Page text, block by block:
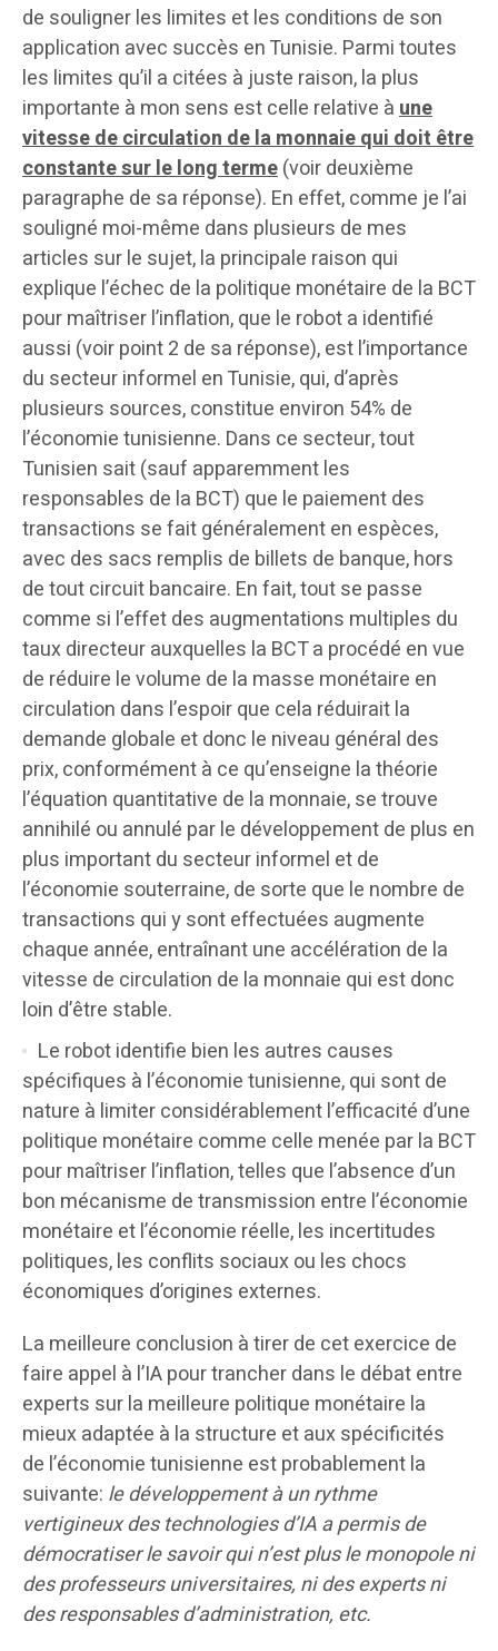
de souligner les limites et les conditions de son
application avec succès en Tunisie. Parmi toutes
les limites qu’il a citées à juste raison, la plus
importante à mon sens est celle relative àune
vitesse de circulation de la monnaie qui doit être
constante sur le long terme(voir deuxième
paragraphe de sa réponse). En effet, comme je l’ai
souligné moi-même dans plusieurs de mes
articles sur le sujet, la principale raison qui
explique l’échec de la politique monétaire de la BCT
pour maîtriser l’inflation, que le robot a identifié
aussi (voir point 2 de sa réponse), est l’importance
du secteur informel en Tunisie, qui, d’après
plusieurs sources, constitue environ 54% de
l’économie tunisienne. Dans ce secteur, tout
Tunisien sait (sauf apparemment les
responsables de la BCT) que le paiement des
transactions se fait généralement en espèces,
avec des sacs remplis de billets de banque, hors
de tout circuit bancaire. En fait, tout se passe
comme si l’effet des augmentations multiples du
taux directeur auxquelles la BCT a procédé en vue
de réduire le volume de la masse monétaire en
circulation dans l’espoir que cela réduirait la
demande globale et donc le niveau général des
prix, conformément à ce qu’enseigne la théorie
l’équation quantitative de la monnaie, se trouve
annihilé ou annulé par le développement de plus en
plus important du secteur informel et de
l’économie souterraine, de sorte que le nombre de
transactions qui y sont effectuées augmente
chaque année, entraînant une accélération de la
vitesse de circulation de la monnaie qui est donc
loin d’être stable.
Le robot identifie bien les autres causes
spécifiques à l’économie tunisienne, qui sont de
nature à limiter considérablement l’efficacité d’une
politique monétaire comme celle menée par la BCT
pour maîtriser l’inflation, telles que l’absence d’un
bon mécanisme de transmission entre l’économie
monétaire et l’économie réelle, les incertitudes
politiques, les conflits sociaux ou les chocs
économiques d’origines externes.
La meilleure conclusion à tirer de cet exercice de
faire appel à l’IA pour trancher dans le débat entre
experts sur la meilleure politique monétaire la
mieux adaptée à la structure et aux spécificités
de l’économie tunisienne est probablement la
suivante: le développement à un rythme
vertigineux des technologies d’IA a permis de
démocratiser le savoir qui n’est plus le monopole ni
des professeurs universitaires, ni des experts ni
des responsables d’administration, etc.